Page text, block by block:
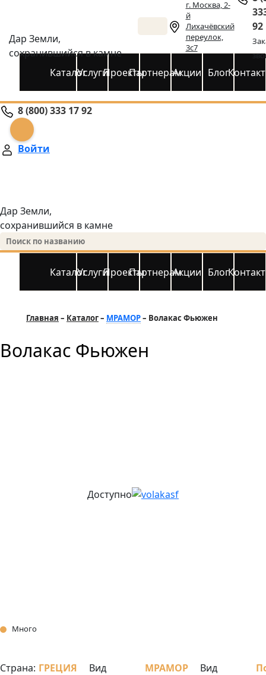
Дар Земли,
сохранившийся в камне
г. Москва, 2-
й
Лихачёвский
переулок,
3с7
92
КаталогУслугиПроектыПартнерамАкции Блог
8 (800) 333 17 92
Войти
Дар Земли,
сохранившийся в камне
КаталогУслугиПроектыПартнерамАкции Блог
Главная Каталог МРАМОР Волакас Фьюжен
Волакас Фьюжен
Доступно
Много
Страна: ГРЕЦИЯ
Вид
МРАМОР
Вид